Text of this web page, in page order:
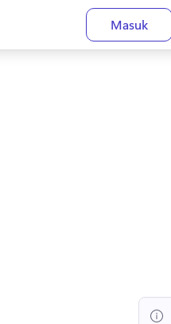
Masuk